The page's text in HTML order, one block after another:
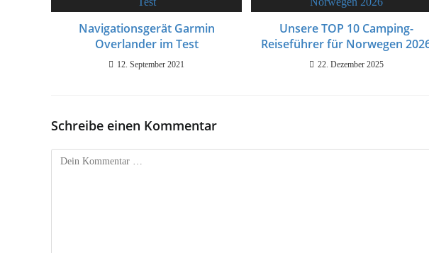
Navigationsgerät Garmin
Overlander im Test
12. September 2021
Unsere TOP 10 Camping-
Reiseführer für Norwegen
22. Dezember 2025
Schreibe einen Kommentar